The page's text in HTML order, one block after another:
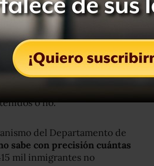
muriendo de insuficiencia
en una entrevista telefónica.
prioritarios.Bajo las
que enfrentan la
o no.
del Departamento de
sabe con precisión cuántas
mil inmigrantes no